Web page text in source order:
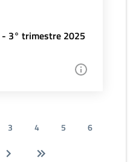
3° trimestre 2025
3 4 5
6